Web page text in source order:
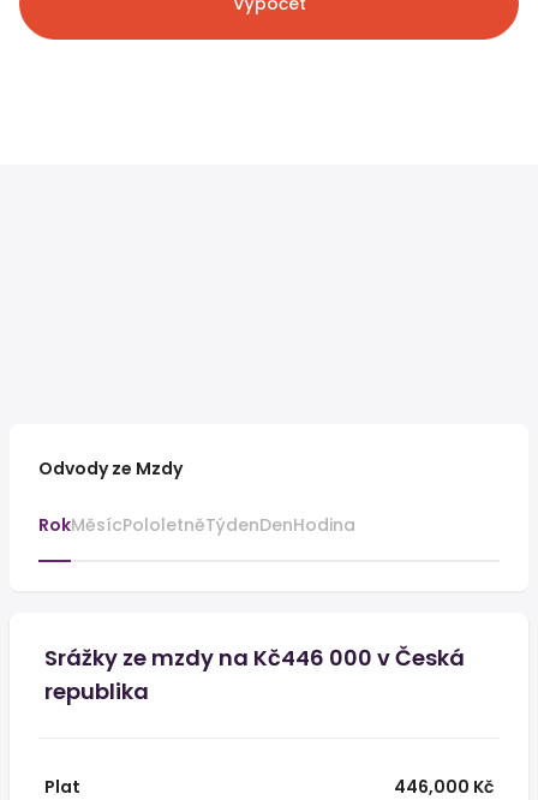
Odvody ze Mzdy
RokMěsícPololetněTýdenDenHodina
Srážky ze mzdy na Kč446 000 v Česká
republika
Plat
446,000 Kč